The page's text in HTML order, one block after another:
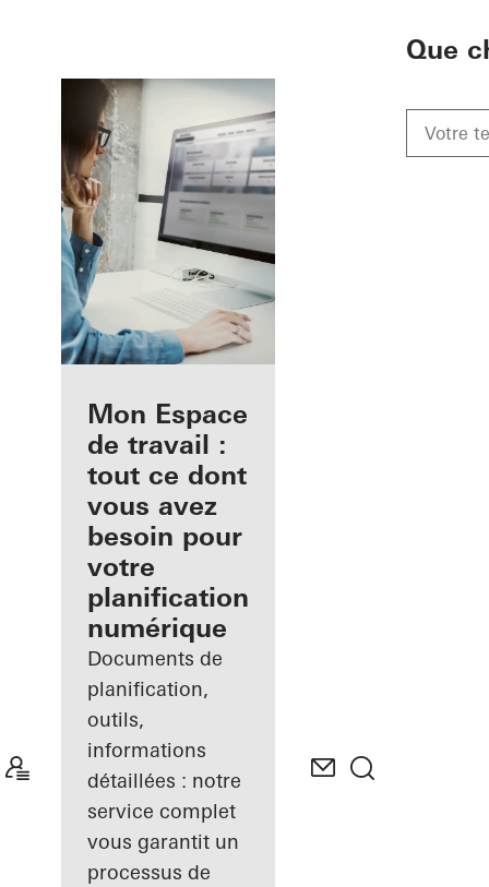
Avantages pour
vous en tant
qu'architecte
inscrit
Découvrez
Mon
Espace de
travail
Mon Espace
de travail :
tout ce dont
vous avez
besoin pour
votre
planification
numérique
Documents de
planification,
outils,
informations
détaillées : notre
service complet
vous garantit un
processus de
Que